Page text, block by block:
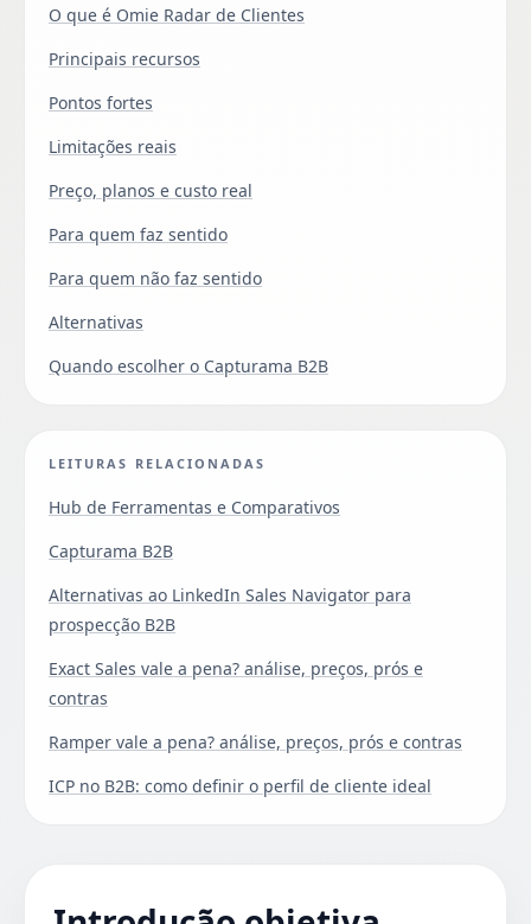
O que é Omie Radar de Clientes
Principais recursos
Pontos fortes
Limitações reais
Preço, planos e custo real
Para quem faz sentido
Para quem não faz sentido
Alternativas
Quando escolher o Capturama B2B
LEITURAS RELACIONADAS
Hub de Ferramentas e Comparativos
Capturama B2B
Alternativas ao LinkedIn Sales Navigator para
prospecção B2B
Exact Sales vale a pena? análise, preços, prós e
contras
Ramper vale a pena? análise, preços, prós e contras
ICP no B2B: como definir o perfil de cliente ideal